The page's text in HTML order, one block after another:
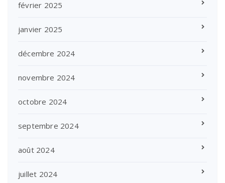
février 2025
janvier 2025
décembre 2024
novembre 2024
octobre 2024
septembre 2024
août 2024
juillet 2024